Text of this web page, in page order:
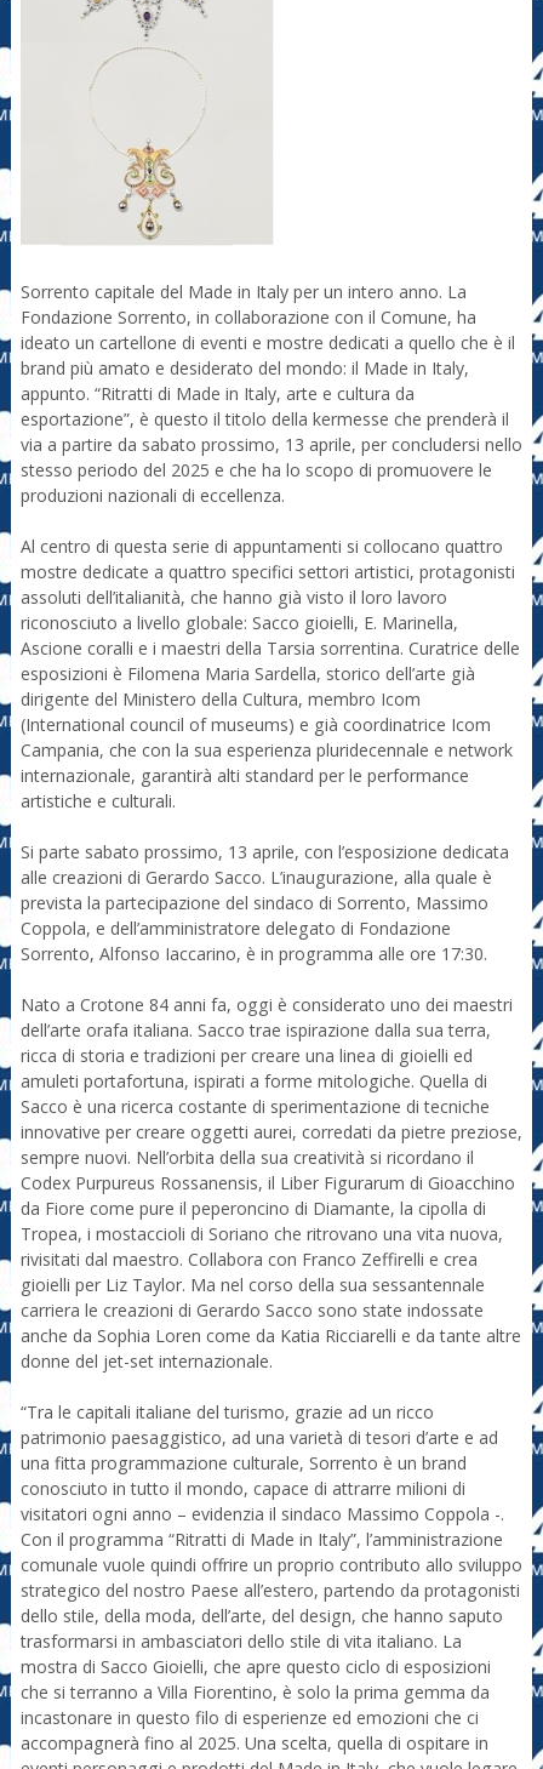
Sorrento capitale del Made in Italy per un intero anno. La
Fondazione Sorrento, in collaborazione con il Comune, ha
ideato un cartellone di eventi e mostre dedicati a quello che è il
brand più amato e desiderato del mondo: il Made in Italy,
appunto. “Ritratti di Made in Italy, arte e cultura da
esportazione”, è questo il titolo della kermesse che prenderà il
via a partire da sabato prossimo, 13 aprile, per concludersi nello
stesso periodo del 2025 e che ha lo scopo di promuovere le
produzioni nazionali di eccellenza.
Al centro di questa serie di appuntamenti si collocano quattro
mostre dedicate a quattro specifici settori artistici, protagonisti
assoluti dell’italianità, che hanno già visto il loro lavoro
riconosciuto a livello globale: Sacco gioielli, E. Marinella,
Ascione coralli e i maestri della Tarsia sorrentina. Curatrice delle
esposizioni è Filomena Maria Sardella, storico dell’arte già
dirigente del Ministero della Cultura, membro Icom
(International council of museums) e già coordinatrice Icom
Campania, che con la sua esperienza pluridecennale e network
internazionale, garantirà alti standard per le performance
artistiche e culturali.
Si parte sabato prossimo, 13 aprile, con l’esposizione dedicata
alle creazioni di Gerardo Sacco. L’inaugurazione, alla quale è
prevista la partecipazione del sindaco di Sorrento, Massimo
Coppola, e dell’amministratore delegato di Fondazione
Sorrento, Alfonso Iaccarino, è in programma alle ore 17:30.
Nato a Crotone 84 anni fa, oggi è considerato uno dei maestri
dell’arte orafa italiana. Sacco trae ispirazione dalla sua terra,
ricca di storia e tradizioni per creare una linea di gioielli ed
amuleti portafortuna, ispirati a forme mitologiche. Quella di
Sacco è una ricerca costante di sperimentazione di tecniche
innovative per creare oggetti aurei, corredati da pietre preziose,
sempre nuovi. Nell’orbita della sua creatività si ricordano il
Codex Purpureus Rossanensis, il Liber Figurarum di Gioacchino
da Fiore come pure il peperoncino di Diamante, la cipolla di
Tropea, i mostaccioli di Soriano che ritrovano una vita nuova,
rivisitati dal maestro. Collabora con Franco Zeffirelli e crea
gioielli per Liz Taylor. Ma nel corso della sua sessantennale
carriera le creazioni di Gerardo Sacco sono state indossate
anche da Sophia Loren come da Katia Ricciarelli e da tante altre
donne del jet-set internazionale.
“Tra le capitali italiane del turismo, grazie ad un ricco
patrimonio paesaggistico, ad una varietà di tesori d’arte e ad
una fitta programmazione culturale, Sorrento è un brand
conosciuto in tutto il mondo, capace di attrarre milioni di
visitatori ogni anno – evidenzia il sindaco Massimo Coppola -.
Con il programma “Ritratti di Made in Italy”, l’amministrazione
comunale vuole quindi offrire un proprio contributo allo sviluppo
strategico del nostro Paese all’estero, partendo da protagonisti
dello stile, della moda, dell’arte, del design, che hanno saputo
trasformarsi in ambasciatori dello stile di vita italiano. La
mostra di Sacco Gioielli, che apre questo ciclo di esposizioni
che si terranno a Villa Fiorentino, è solo la prima gemma da
incastonare in questo filo di esperienze ed emozioni che ci
accompagnerà fino al 2025. Una scelta, quella di ospitare in